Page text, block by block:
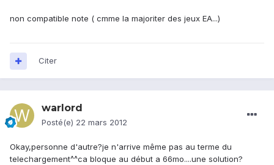
non compatible note ( cmme la majoriter des jeux EA...)
Citer
warlord
Posté(e) 22 mars 2012
Okay,personne d'autre?je n'arrive même pas au terme du
telechargement^^ca bloque au début a 66mo....une solution?